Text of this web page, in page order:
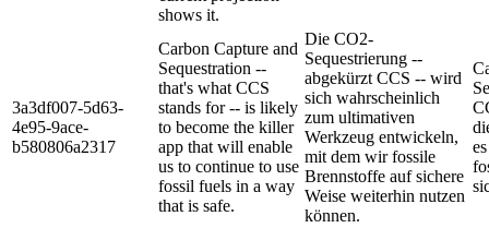
shows it.
3a3df007-5d63-
4e95-9ace-
b580806a2317
Carbon Capture and
Sequestration --
that's what CCS
stands for -- is likely
to become the killer
app that will enable
us to continue to use
fossil fuels in a way
that is safe.
Die CO2-
Sequestrierung --
abgekürzt CCS -- wird
sich wahrscheinlich
zum ultimativen
Werkzeug entwickeln,
mit dem wir fossile
Brennstoffe auf sichere
Weise weiterhin nutzen
können.